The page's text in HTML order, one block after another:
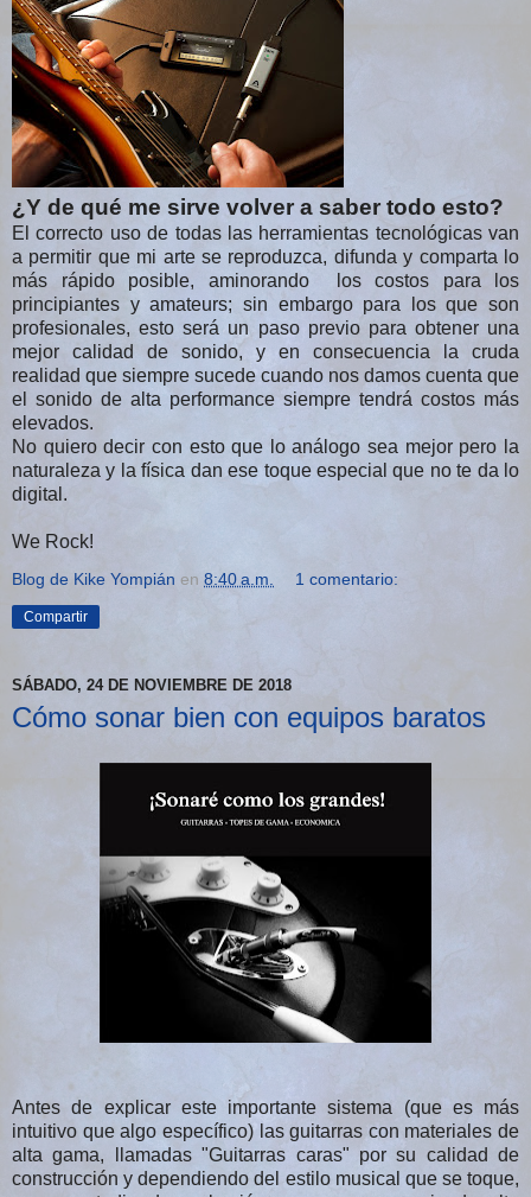
¿Y de qué me sirve volver a saber todo esto?
El correcto uso de todas las herramientas tecnológicas van
a permitir que mi arte se reproduzca, difunda y comparta lo
más rápido posible, aminorando los costos para los
principiantes y amateurs; sin embargo para los que son
profesionales, esto será un paso previo para obtener una
mejor calidad de sonido, y en consecuencia la cruda
realidad que siempre sucede cuando nos damos cuenta que
el sonido de alta performance siempre tendrá costos más
elevados.
No quiero decir con esto que lo análogo sea mejor pero la
naturaleza y la física dan ese toque especial que no te da lo
digital.
We Rock!
Blog de Kike Yompián en 8:40 a.m. 1 comentario:
Compartir
SÁBADO, 24 DE NOVIEMBRE DE 2018
Cómo sonar bien con equipos baratos
Antes de explicar este importante sistema (que es más
intuitivo que algo específico) las guitarras con materiales de
alta gama, llamadas "Guitarras caras" por su calidad de
construcción y dependiendo del estilo musical que se toque,